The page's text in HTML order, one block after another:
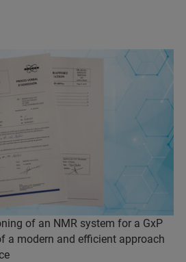
of an NMR system for a GxP
a modern and efficient approach